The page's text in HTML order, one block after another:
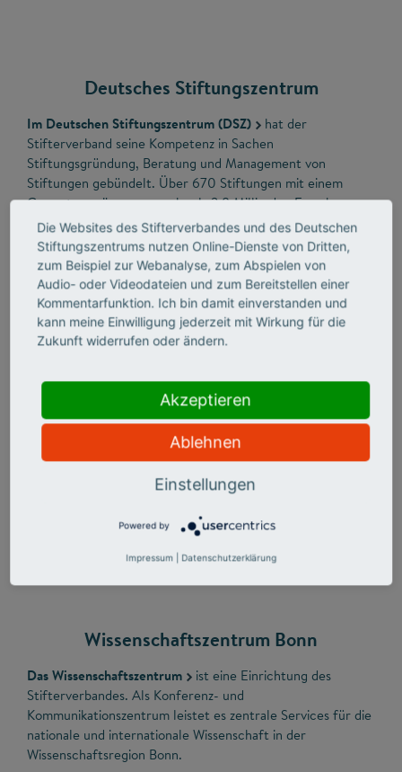
Deutsches Stiftungszentrum
Im Deutschen Stiftungszentrum (DSZ)
hat der
Stifterverband seine Kompetenz in Sachen
Stiftungsgründung, Beratung und Management von
Stiftungen gebündelt. Über 670 Stiftungen mit einem
Gesamtvermögen von mehr als 3,8 Milliarden Euro bauen
auf den Service des DSZ. Im Jahr 2025 flossen daraus rund
262 Millionen Euro in gemeinnützige Zwecke, unter
anderem in die Förderung von Bildung und Wissenschaft.
Das Deutsche Stiftungszentrum ist eine hundertprozentige
Tochter des Stifterverbandes in Form einer GmbH.
Wissenschaftsstatistik
Die Wissenschaftsstatistik gGmbH ist ein gemeinnütziges
Forschungs- und Datenkompetenzzentrum des
und Wirtschaft arbeitet. Sie erhebt, analysiert und
interpretiert Daten zum deutschen Innovationssystem.
Wissenschaftszentrum Bonn
Das Wissenschaftszentrum
ist eine Einrichtung des
Stifterverbandes. Als Konferenz- und
Kommunikationszentrum leistet es zentrale Services für die
nationale und internationale Wissenschaft in der
Wissenschaftsregion Bonn.
Die Websites des Stifterverbandes und des Deutschen
Stiftungszentrums nutzen Online-Dienste von Dritten,
zum Beispiel zur Webanalyse, zum Abspielen von
Audio- oder Videodateien und zum Bereitstellen einer
Kommentarfunktion. Ich bin damit einverstanden und
kann meine Einwilligung jederzeit mit Wirkung für die
Zukunft widerrufen oder ändern.
Akzeptieren
Ablehnen
Einstellungen
Powered by
Impressum Datenschutzerklärung